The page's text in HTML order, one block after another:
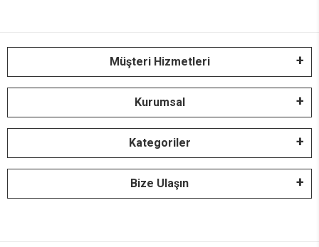
Müşteri Hizmetleri
Kurumsal
Kategoriler
Bize Ulaşın